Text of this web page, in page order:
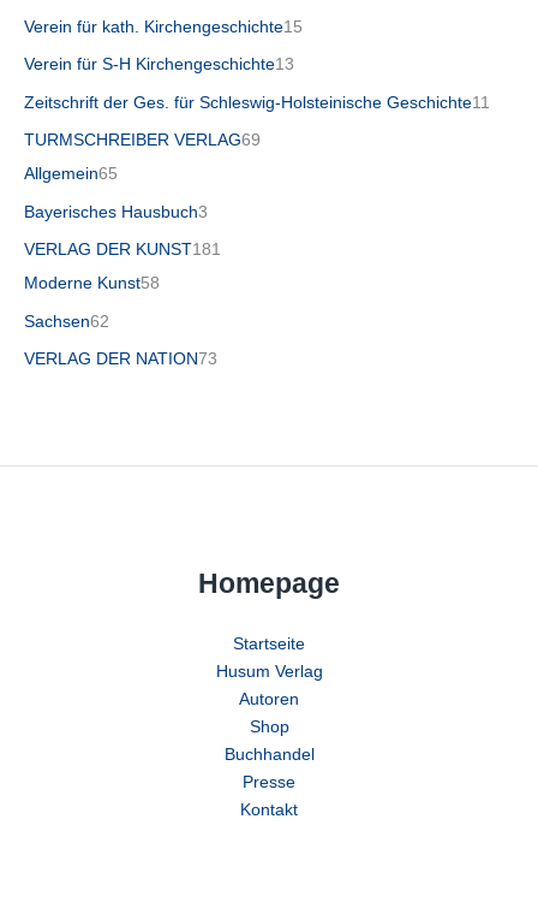
Verein für kath. Kirchengeschichte15
Verein für S-H Kirchengeschichte13
Zeitschrift der Ges. für Schleswig-Holsteinische Geschichte11
TURMSCHREIBER VERLAG69
Allgemein65
Bayerisches Hausbuch3
VERLAG DER KUNST181
Moderne Kunst58
Sachsen62
VERLAG DER NATION73
Homepage
Startseite
Husum Verlag
Autoren
Shop
Buchhandel
Presse
Kontakt